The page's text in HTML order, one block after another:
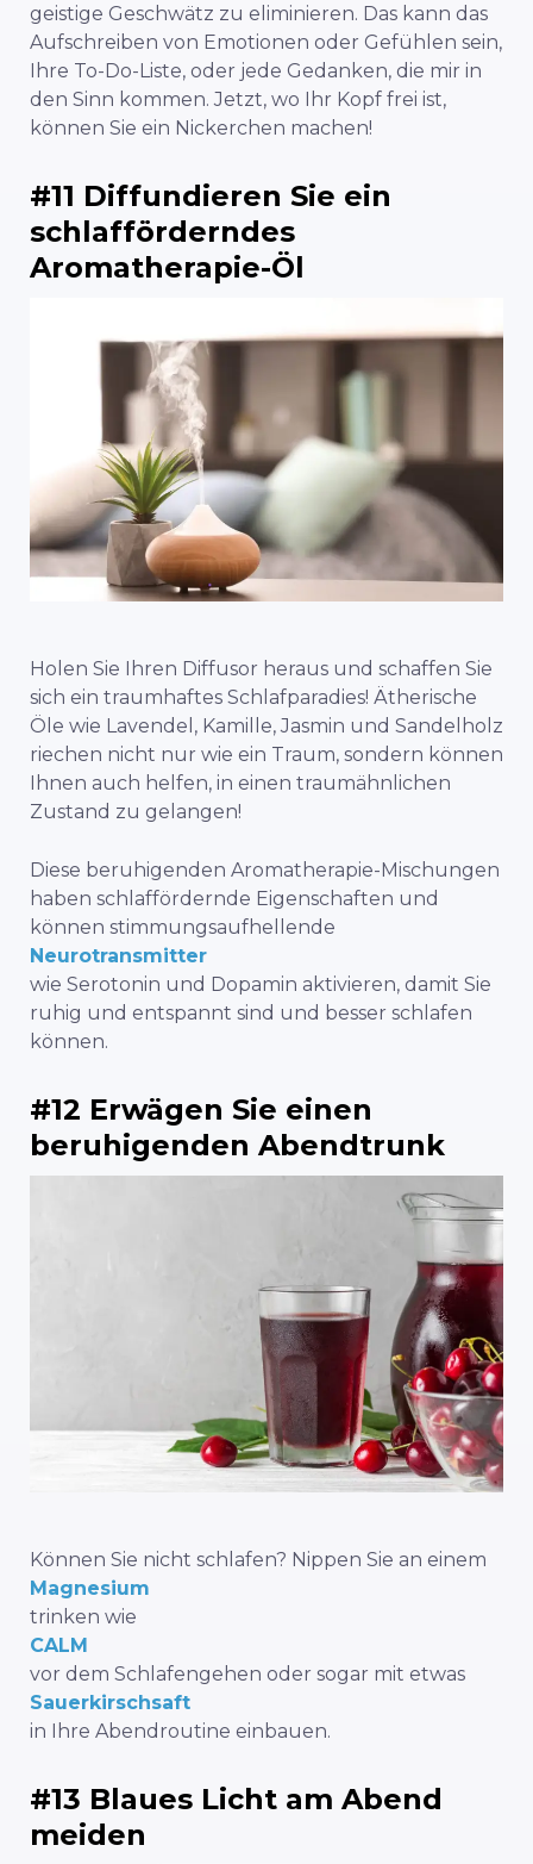
geistige Geschwätz zu eliminieren. Das kann das
Aufschreiben von Emotionen oder Gefühlen sein,
Ihre To-Do-Liste, oder jede Gedanken, die mir in
den Sinn kommen. Jetzt, wo Ihr Kopf frei ist,
können Sie ein Nickerchen machen!
#11 Diffundieren Sie ein
schlafförderndes
Aromatherapie-Öl
Holen Sie Ihren Diffusor heraus und schaffen Sie
sich ein traumhaftes Schlafparadies! Ätherische
Öle wie Lavendel, Kamille, Jasmin und Sandelholz
riechen nicht nur wie ein Traum, sondern können
Ihnen auch helfen, in einen traumähnlichen
Zustand zu gelangen!
Diese beruhigenden Aromatherapie-Mischungen
haben schlaffördernde Eigenschaften und
können stimmungsaufhellende
Neurotransmitter
wie Serotonin und Dopamin aktivieren, damit Sie
ruhig und entspannt sind und besser schlafen
können.
#12 Erwägen Sie einen
beruhigenden Abendtrunk
Können Sie nicht schlafen? Nippen Sie an einem
Magnesium
trinken wie
CALM
vor dem Schlafengehen oder sogar mit etwas
Sauerkirschsaft
in Ihre Abendroutine einbauen.
#13 Blaues Licht am Abend
meiden